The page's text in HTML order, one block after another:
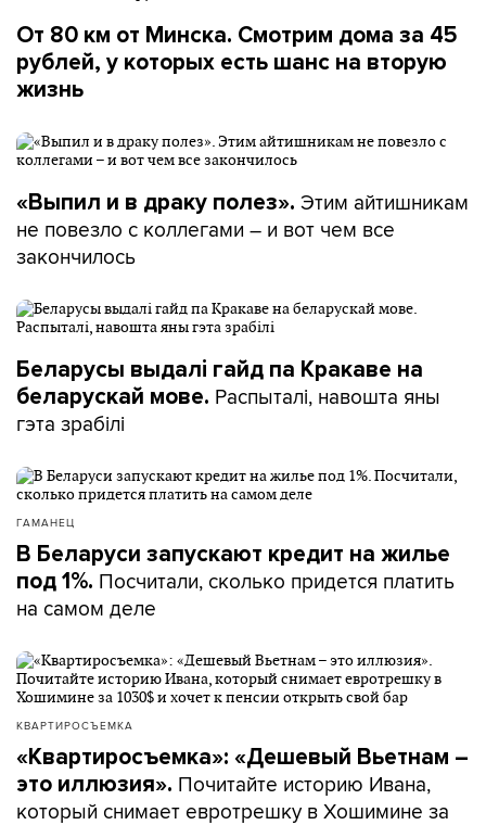
От 80 км от Минска. Смотрим дома за 45
рублей, у которых есть шанс на вторую
жизнь
«Выпил и в драку полез». Этим айтишникам
не повезло с коллегами – и вот чем все
закончилось
Беларусы выдалі гайд па Кракаве на
беларускай мове. Распыталі, навошта яны
гэта зрабілі
ГАМАНЕЦ
В Беларуси запускают кредит на жилье
под 1%. Посчитали, сколько придется платить
на самом деле
КВАРТИРОСЪЕМКА
«Квартиросъемка»: «Дешевый Вьетнам –
это иллюзия». Почитайте историю Ивана,
который снимает евротрешку в Хошимине за